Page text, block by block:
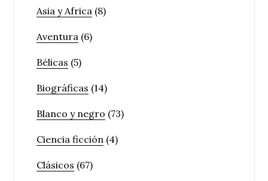
Asia y Africa (8)
Aventura (6)
Bélicas (5)
Biográficas (14)
Blanco y negro (73)
Ciencia ficción (4)
Clásicos (67)